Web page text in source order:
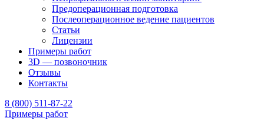
Предоперационная подготовка
Послеоперационное ведение пациентов
Статьи
Лицензии
Примеры работ
3D — позвоночник
Отзывы
Контакты
8 (800) 511-87-22
Примеры работ